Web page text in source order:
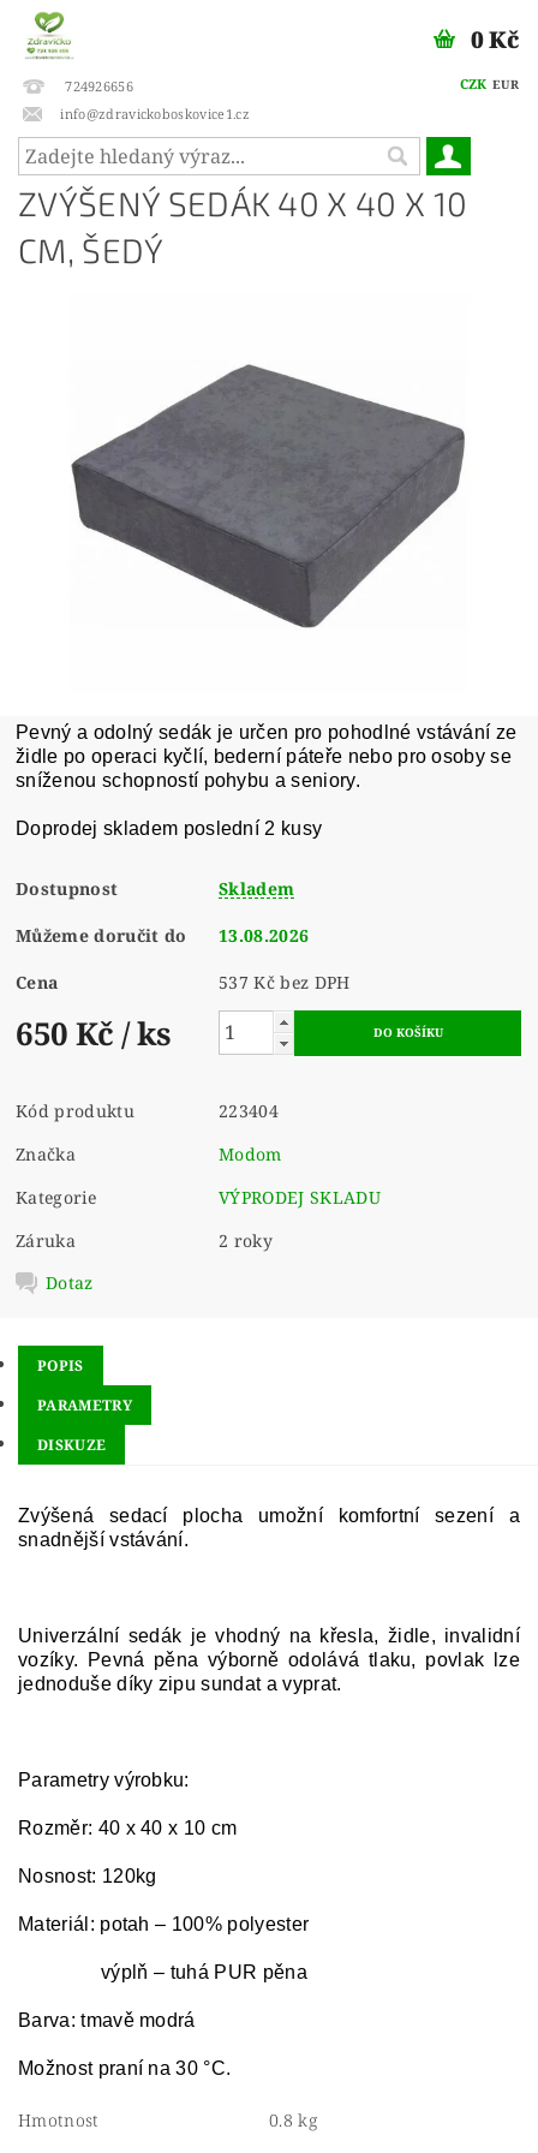
724926656
info@zdravickoboskovice1.cz
CZK EUR
0 Kč
ZVÝŠENÝ SEDÁK 40 X 40 X 10
CM, ŠEDÝ
Pevný a odolný sedák je určen pro pohodlné vstávání ze
židle po operaci kyčlí, bederní páteře nebo pro osoby se
sníženou schopností pohybu a seniory.
Doprodej skladem poslední 2 kusy
Dostupnost Skladem
Můžeme doručit do 13.08.2026
Cena 537 Kč bez DPH
650 Kč / ks
Kód produktu
223404
Značka
Modom
Kategorie
VÝPRODEJ SKLADU
Záruka
2 roky
Dotaz
POPIS
PARAMETRY
DISKUZE
Zvýšená sedací plocha umožní komfortní sezení a
snadnější vstávání.
Univerzální sedák je vhodný na křesla, židle, invalidní
vozíky. Pevná pěna výborně odolává tlaku, povlak lze
jednoduše díky zipu sundat a vyprat.
Parametry výrobku:
Rozměr: 40 x 40 x 10 cm
Nosnost: 120kg
Materiál: potah – 100% polyester
výplň – tuhá PUR pěna
Barva: tmavě modrá
Možnost praní na 30 °C.
Hmotnost 0.8 kg